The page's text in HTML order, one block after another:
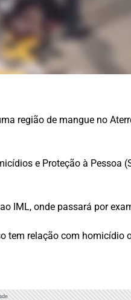
região de mangue no
e Proteção à
IML, onde passará por
tem relação com homicídio